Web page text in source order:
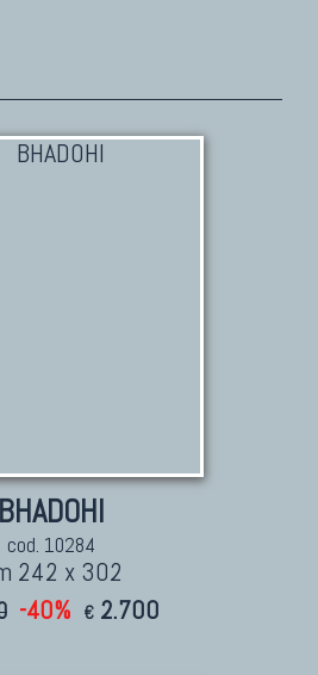
BHADOHI
cod. 10284
242 x 302
-40% € 2.700